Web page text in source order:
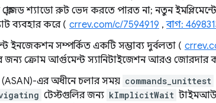
ক্লোজড শ্যাডো রুট ভেদ করতে পারত না; নতুন
ব্যবহার করে ( crrev.com/c/7594919 ,বাগ:
ইনজেকশন সম্পর্কিত একটি সম্ভাব্য দুর্বলতা (
জন্য ক্রোম আর্গুমেন্ট স্যানিটাইজেশন আরও জোরদার
এর অধীনে চলার সময় commands_unittest
টেস্টগুলির জন্য kImplicitWait